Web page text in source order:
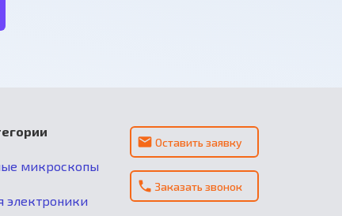
микроскопы
электроники
Оставить заявку
Заказать звонок